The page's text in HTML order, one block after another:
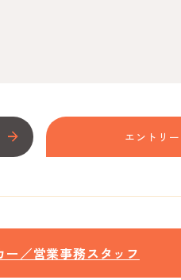
エントリー
ー／営業事務スタッフ